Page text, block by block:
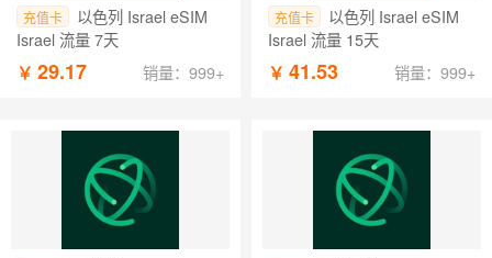
充值卡
以色列 Israel eSIM
Israel 流量 7天
￥ 29.17 销量：999+
充值卡
以色列 Israel eSIM
Israel 流量 15天
￥ 41.53 销量：999+